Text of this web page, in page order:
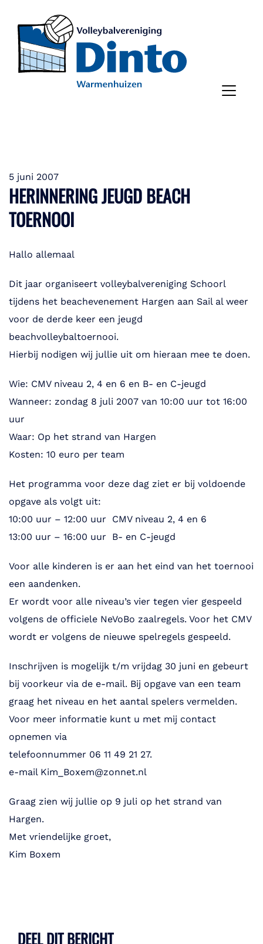
5 juni 2007
HERINNERING JEUGD BEACH
TOERNOOI
Hallo allemaal
Dit jaar organiseert volleybalvereniging Schoorl
tijdens het beachevenement Hargen aan Sail al weer
voor de derde keer een jeugd
beachvolleybaltoernooi.
Hierbij nodigen wij jullie uit om hieraan mee te doen.
Wie: CMV niveau 2, 4 en 6 en B- en C-jeugd
Wanneer: zondag 8 juli 2007 van 10:00 uur tot 16:00
uur
Waar: Op het strand van Hargen
Kosten: 10 euro per team
Het programma voor deze dag ziet er bij voldoende
opgave als volgt uit:
10:00 uur – 12:00 uur CMV niveau 2, 4 en 6
13:00 uur – 16:00 uur B- en C-jeugd
Voor alle kinderen is er aan het eind van het toernooi
een aandenken.
Er wordt voor alle niveau’s vier tegen vier gespeeld
volgens de officiele NeVoBo zaalregels. Voor het CMV
wordt er volgens de nieuwe spelregels gespeeld.
Inschrijven is mogelijk t/m vrijdag 30 juni en gebeurt
bij voorkeur via de e-mail. Bij opgave van een team
graag het niveau en het aantal spelers vermelden.
Voor meer informatie kunt u met mij contact
opnemen via
telefoonnummer 06 11 49 21 27.
e-mail Kim_Boxem@zonnet.nl
Graag zien wij jullie op 9 juli op het strand van
Hargen.
Met vriendelijke groet,
Kim Boxem
DEEL DIT BERICHT